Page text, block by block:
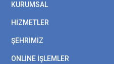
KURUMSAL
HİZMETLER
ŞEHRİMİZ
ONLİNE İŞLEMLER